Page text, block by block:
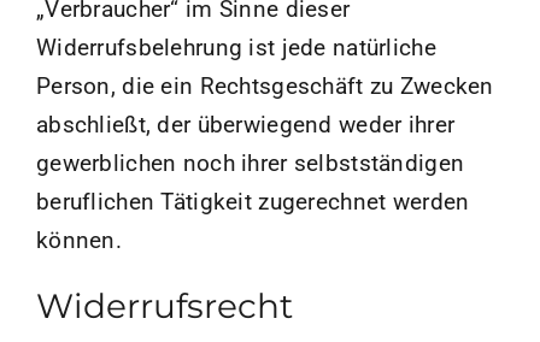
Shop
„Verbraucher“ im Sinne dieser
Widerrufsbelehrung ist jede natürliche
Person, die ein Rechtsgeschäft zu Zwecken
abschließt, der überwiegend weder ihrer
gewerblichen noch ihrer selbstständigen
beruflichen Tätigkeit zugerechnet werden
können.
Widerrufsrecht